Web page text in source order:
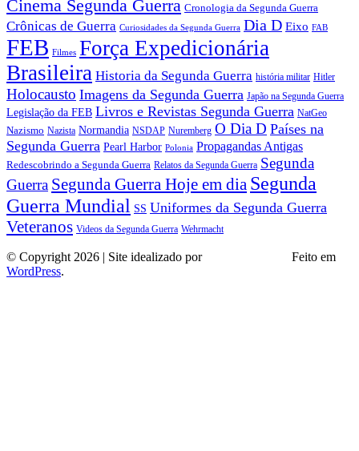
Cinema Segunda Guerra Cronologia da Segunda Guerra
Crônicas de Guerra Curiosidades da Segunda Guerra Dia D Eixo FAB
FEB Filmes Força Expedicionária
Brasileira Historia da Segunda Guerra história militar Hitler
Holocausto Imagens da Segunda Guerra Japão na Segunda Guerra
Legislação da FEB Livros e Revistas Segunda Guerra NatGeo
Nazismo Nazista Normandia NSDAP Nuremberg O Dia D Países na
Segunda Guerra Pearl Harbor Polonia Propagandas Antigas
Redescobrindo a Segunda Guerra Relatos da Segunda Guerra Segunda
Guerra Segunda Guerra Hoje em dia Segunda
Guerra Mundial SS Uniformes da Segunda Guerra
Veteranos Videos da Segunda Guerra Wehrmacht
© Copyright 2026 | Site idealizado por
Feito em
WordPress.